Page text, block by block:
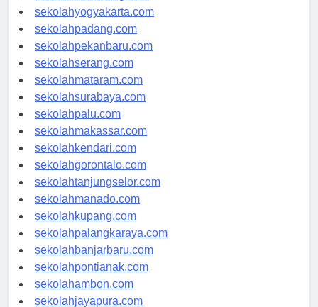
sekolahsemarang.com
sekolahyogyakarta.com
sekolahpadang.com
sekolahpekanbaru.com
sekolahserang.com
sekolahmataram.com
sekolahsurabaya.com
sekolahpalu.com
sekolahmakassar.com
sekolahkendari.com
sekolahgorontalo.com
sekolahtanjungselor.com
sekolahmanado.com
sekolahkupang.com
sekolahpalangkaraya.com
sekolahbanjarbaru.com
sekolahpontianak.com
sekolahambon.com